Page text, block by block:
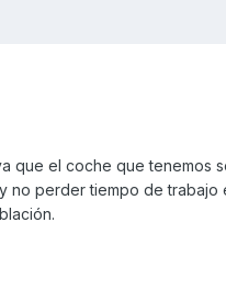
que el coche que tenemos
perder tiempo de trabajo